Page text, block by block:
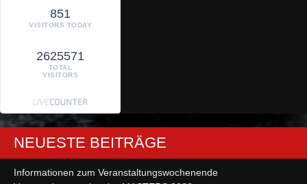
851
VISITORS TODAY
2625571
TOTAL
VISITORS
NEUESTE BEITRÄGE
Informationen zum Veranstaltungswochenende